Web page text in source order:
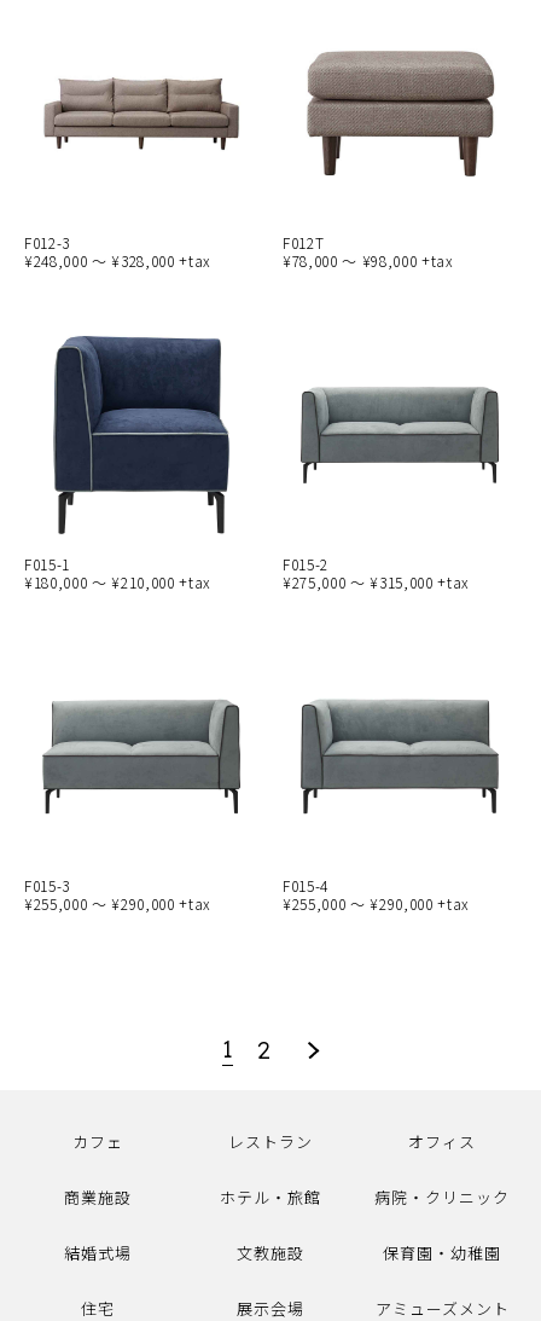
F012-3
¥248,000 ～ ¥328,000 +tax
F012T
¥78,000 ～ ¥98,000 +tax
F015-1
¥180,000 ～ ¥210,000 +tax
F015-2
¥275,000 ～ ¥315,000 +tax
F015-3
¥255,000 ～ ¥290,000 +tax
F015-4
¥255,000 ～ ¥290,000 +tax
1 2
カフェ レストラン オフィス
商業施設 ホテル・旅館 病院・クリニック
結婚式場 文教施設 保育園・幼稚園
住宅 展示会場 アミューズメント